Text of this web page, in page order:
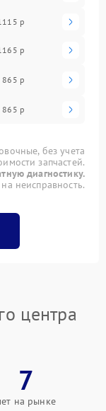
р
р
865 р
865 р
без учета
запчастей.
диагностику.
неисправность.
центра
7
на рынке